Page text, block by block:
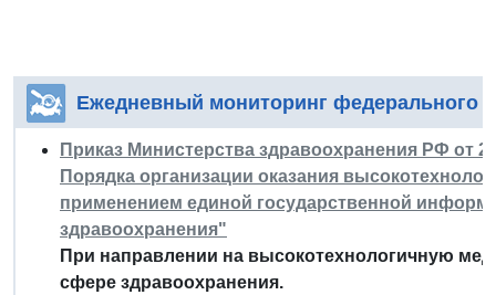
Ежедневный мониторинг федерального
Приказ Министерства здравоохранения РФ от 2
Порядка организации оказания
применением единой государственной
здравоохранения"
При направлении на высокотехнологичную
сфере здравоохранения.